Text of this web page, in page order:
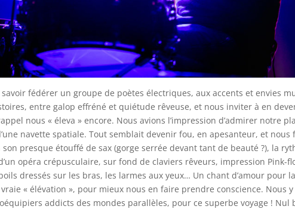
savoir fédérer un groupe de poètes électriques, aux accents et envies
entre galop effréné et quiétude rêveuse, et nous inviter à en
nous « éleva » encore. Nous avions l’impression d’admirer notre
navette spatiale. Tout semblait devenir fou, en apesanteur, et nous
presque étouffé de sax (gorge serrée devant tant de beauté ?), la
opéra crépusculaire, sur fond de claviers rêveurs, impression Pink-
dressés sur les bras, les larmes aux yeux… Un chant d’amour pour
« élévation », pour mieux nous en faire prendre conscience. Nous
addicts des mondes parallèles, pour ce superbe voyage ! Nul